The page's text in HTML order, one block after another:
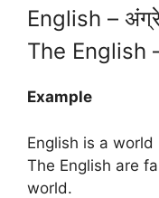
English –
The English
Example
English is a world
The English are
world.